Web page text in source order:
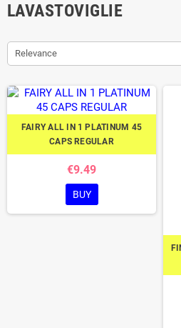
LAVASTOVIGLIE
Relevance
FAIRY ALL IN 1 PLATINUM 45
CAPS REGULAR
€9.49
BUY